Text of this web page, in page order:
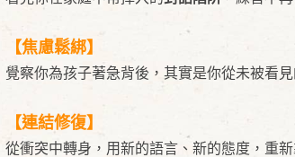
【焦慮鬆綁】
覺察你為孩子著急背後，其實是你從未被看見
【連結修復】
從衝突中轉身，用新的語言、新的態度，重